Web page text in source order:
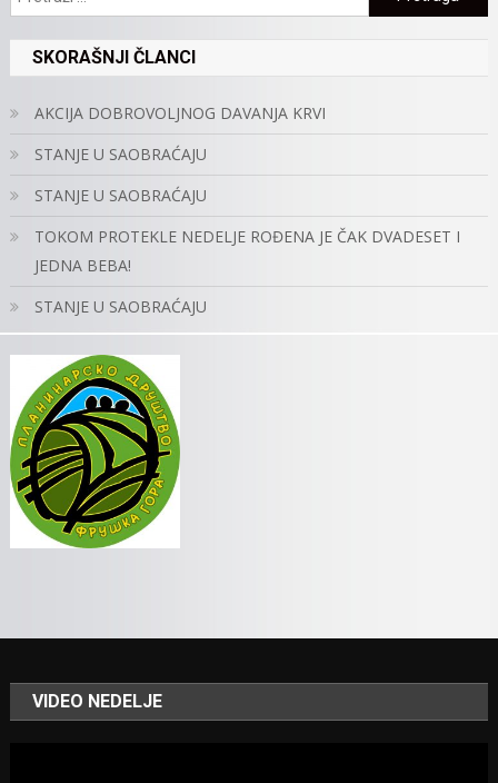
SKORAŠNJI ČLANCI
AKCIJA DOBROVOLJNOG DAVANJA KRVI
STANJE U SAOBRAĆAJU
STANJE U SAOBRAĆAJU
TOKOM PROTEKLE NEDELJE ROĐENA JE ČAK DVADESET I
JEDNA BEBA!
STANJE U SAOBRAĆAJU
VIDEO NEDELJE